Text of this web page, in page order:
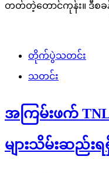
တတ်တဲ့တောင်ကုန်း။ ဒီစခ
တိုက်ပွဲသတင်း
သတင်း
အကြမ်းဖက်
များသိမ်းဆည်းရ